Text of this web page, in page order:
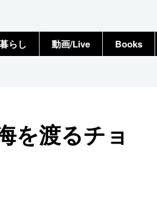
らし 動画/Live Books
を渡るチョ